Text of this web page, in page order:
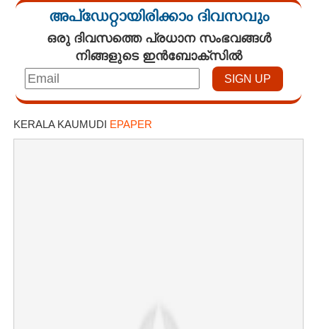
അപ്ഡേറ്റായിരിക്കാം ദിവസവും
ഒരു ദിവസത്തെ പ്രധാന സംഭവങ്ങൾ
നിങ്ങളുടെ ഇൻബോക്സിൽ
KERALA KAUMUDI EPAPER